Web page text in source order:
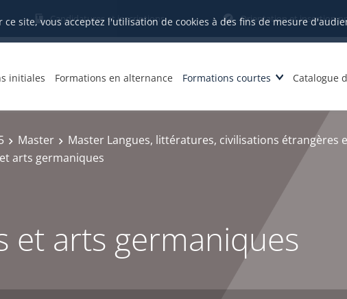
site, vous acceptez l'utilisation de cookies à des fins de mesure
Candidatures et inscriptions Orientation et insertion
initiales Formations en alternance Formations courtes Catalogue
Master Master Langues, littératures, civilisations étrangères
arts germaniques
et arts germaniques